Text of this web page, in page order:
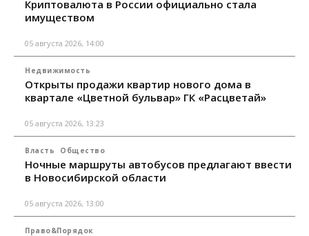
Криптовалюта в России официально стала
имуществом
05 августа 2026, 14:00
Недвижимость
Открыты продажи квартир нового дома в
квартале «Цветной бульвар» ГК «Расцветай»
05 августа 2026, 13:23
Власть Общество
Ночные маршруты автобусов предлагают ввести
в Новосибирской области
05 августа 2026, 13:00
Право&Порядок